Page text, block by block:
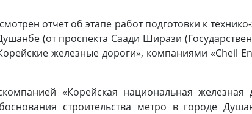
отчет об этапе работ подготовки к
(от проспекта Саади Ширази
железные дороги», компаниями «Cheil
«Корейская национальная
строительства метро в городе